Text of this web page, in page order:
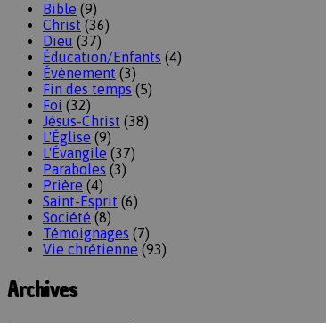
Bible (9)
Christ (36)
Dieu (37)
Éducation/Enfants (4)
Évènement (3)
Fin des temps (5)
Foi (32)
Jésus-Christ (38)
L'Église (9)
L'Évangile (37)
Paraboles (3)
Prière (4)
Saint-Esprit (6)
Société (8)
Témoignages (7)
Vie chrétienne (93)
Archives